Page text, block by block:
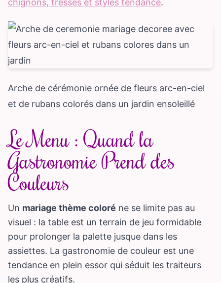
chignons, tresses et styles tendance.
Arche de cérémonie ornée de fleurs arc-en-ciel
et de rubans colorés dans un jardin ensoleillé
Le Menu : Quand la
Gastronomie Prend des
Couleurs
Un mariage thème coloré ne se limite pas au
visuel : la table est un terrain de jeu formidable
pour prolonger la palette jusque dans les
assiettes. La gastronomie de couleur est une
tendance en plein essor qui séduit les traiteurs
les plus créatifs.